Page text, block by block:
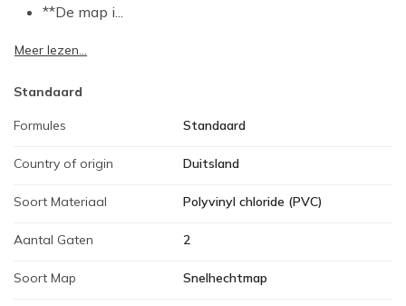
**De map i...
Meer lezen...
Standaard
Formules Standaard
Country of origin Duitsland
Soort Materiaal Polyvinyl chloride (PVC)
Aantal Gaten 2
Soort Map Snelhechtmap